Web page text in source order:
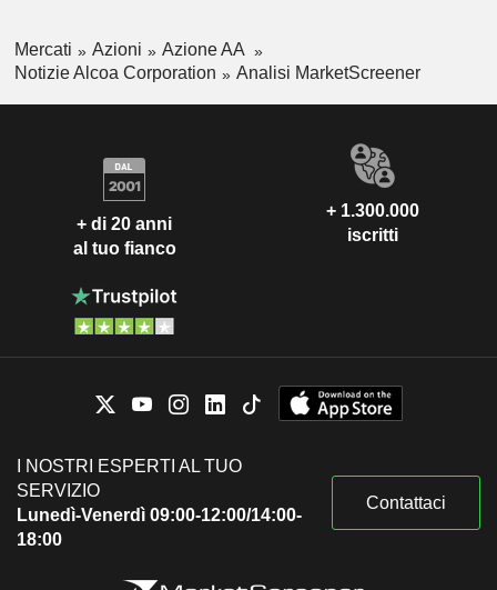
Mercati Azioni
Azione AA
Notizie Alcoa Corporation
Analisi MarketScreener
+ di 20 anni
al tuo fianco
+ 1.300.000
iscritti
I NOSTRI ESPERTI AL TUO
SERVIZIO
Lunedì-Venerdì 09:00-12:00/14:00-
18:00
Contattaci